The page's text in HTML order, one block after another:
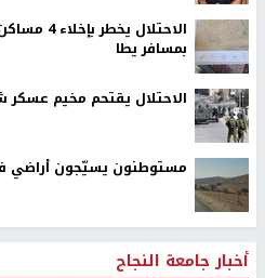
الاحتلال
بمسافر يطا
الاحتلال يقتحم مخيم عسكر
مستوطنون يسيّجون أراضي
أخبار جامعة النجاح